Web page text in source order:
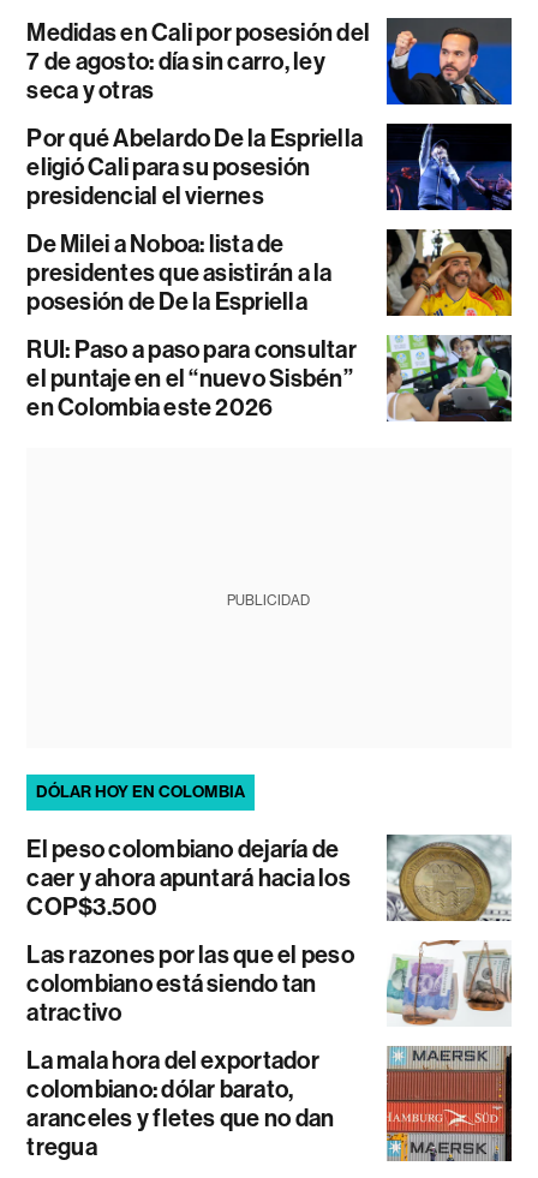
Medidas en Cali por posesión del
7 de agosto: día sin carro, ley
seca y otras
Por qué Abelardo De la Espriella
eligió Cali para su posesión
presidencial el viernes
De Milei a Noboa: lista de
presidentes que asistirán a la
posesión de De la Espriella
RUI: Paso a paso para consultar
el puntaje en el “nuevo Sisbén”
en Colombia este 2026
PUBLICIDAD
DÓLAR HOY EN COLOMBIA
El peso colombiano dejaría de
caer y ahora apuntará hacia los
COP$3.500
Las razones por las que el peso
colombiano está siendo tan
atractivo
La mala hora del exportador
colombiano: dólar barato,
aranceles y fletes que no dan
tregua